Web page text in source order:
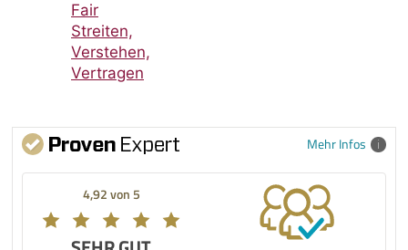
Fair
Streiten,
Verstehen,
Vertragen
Mehr Infos
4,92 von 5